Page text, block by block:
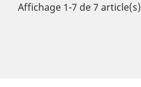
Affichage 1-7 de 7 article(s)